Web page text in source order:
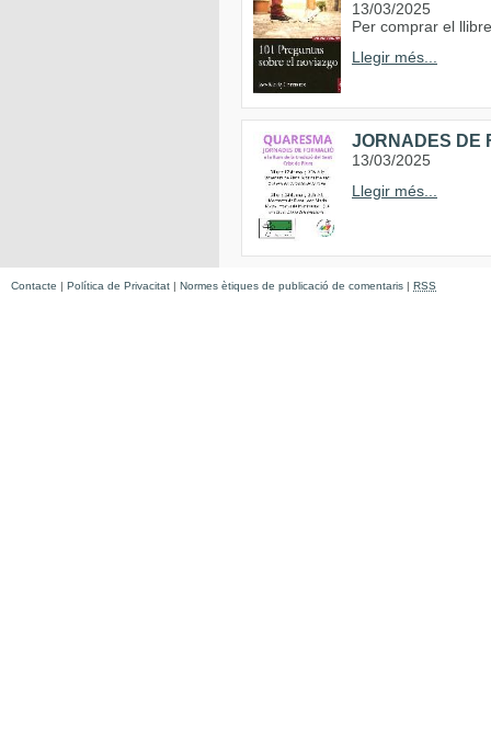
13/03/2025
Per comprar el
Llegir més...
JORNADES DE
13/03/2025
Llegir més...
Contacte | Política de Privacitat | Normes ètiques de publicació de comentaris | RSS